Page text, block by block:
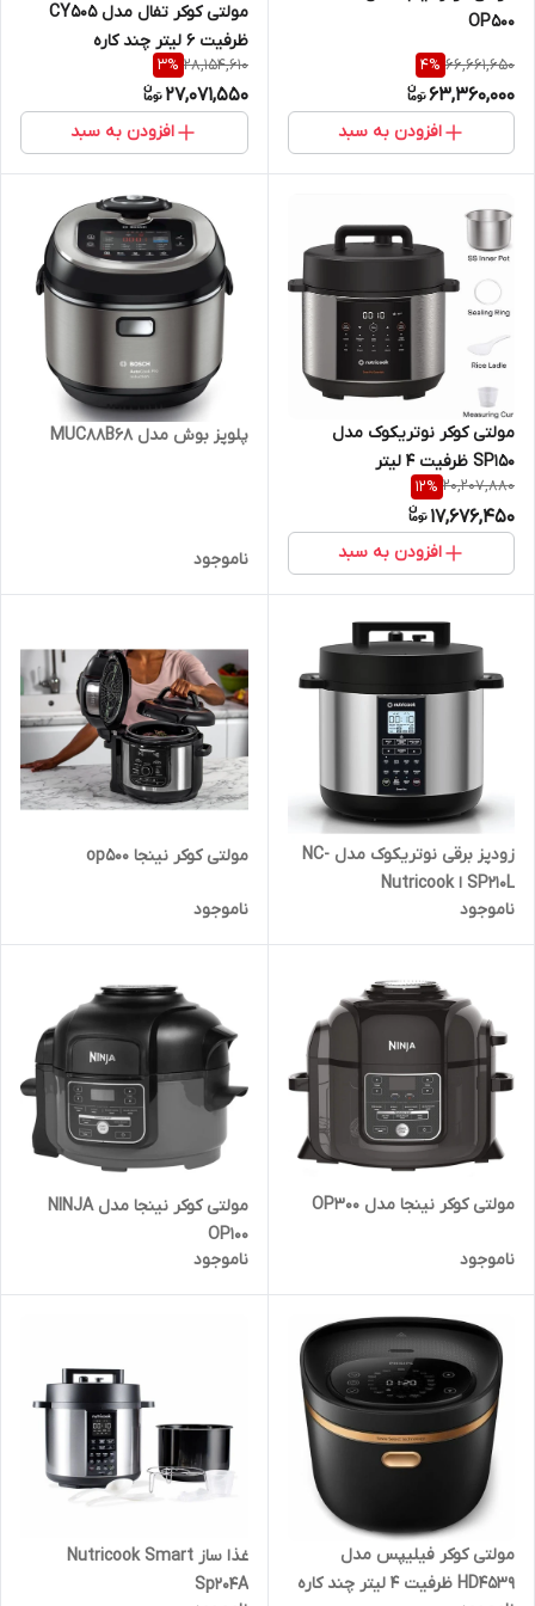
OP500
66,661,650
4%
63,360,000
افزودن به سبد
مولتی کوکر تفال مدل CY505
ظرفیت ۶ لیتر چند کاره
28,154,610
3%
27,071,550
افزودن به سبد
مولتی کوکر نوتریکوک مدل
SP150 ظرفیت ۴ لیتر
20,207,880
12%
17,676,450
افزودن به سبد
پلوپز بوش مدل MUC88B68
ناموجود
زودپز برقی نوتریکوک مدل NC-
SP210L ا Nutricook
ناموجود
مولتی کوکر نینجا op500
ناموجود
مولتی کوکر نینجا مدل OP300
ناموجود
مولتی کوکر نینجا مدل NINJA
OP100
ناموجود
مولتی کوکر فیلیپس مدل
HD4539 ظرفیت ۴ لیتر چند کاره
غذا ساز Nutricook Smart
Sp204A